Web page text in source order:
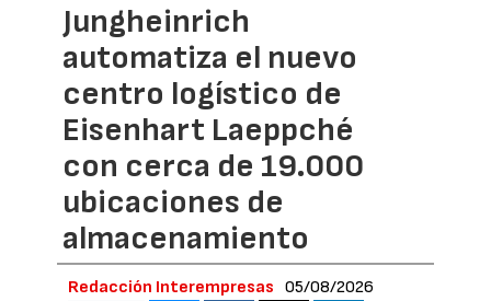
Jungheinrich
automatiza el nuevo
centro logístico de
Eisenhart Laeppché
con cerca de 19.000
ubicaciones de
almacenamiento
Redacción Interempresas 05/08/2026